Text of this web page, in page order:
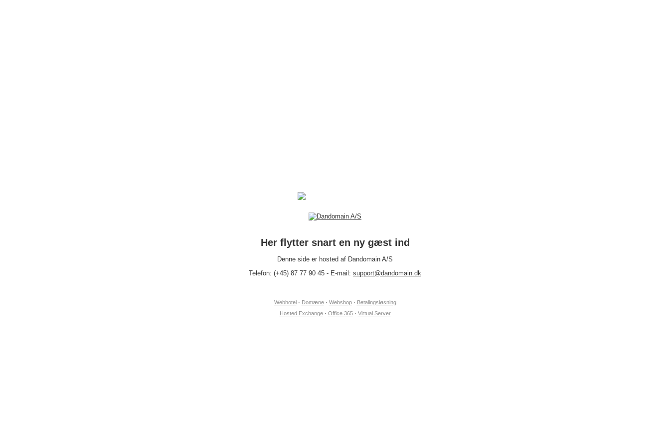
Her flytter snart en ny gæst ind
Denne side er hosted af Dandomain A/S
Telefon: (+45) 87 77 90 45 - E-mail: support@dandomain.dk
Webhotel· Domæne· Webshop· Betalingsløsning
Hosted Exchange· Office 365· Virtual Server